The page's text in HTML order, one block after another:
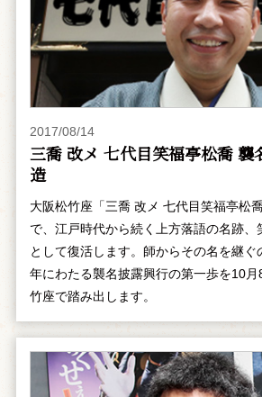
2017/08/14
三喬 改メ 七代目笑福亭松喬
造
大阪松竹座「三喬 改メ 七代目笑福亭松
で、江戸時代から続く上方落語の名跡、
として復活します。師からその名を継ぐ
年にわたる襲名披露興行の第一歩を10
竹座で踏み出します。